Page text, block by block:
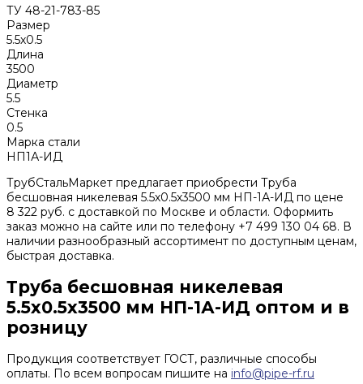
ТУ 48-21-783-85
Размер
5.5х0.5
Длина
3500
Диаметр
5.5
Стенка
0.5
Марка стали
НП1А-ИД
ТрубСтальМаркет предлагает приобрести Труба
бесшовная никелевая 5.5х0.5х3500 мм НП-1А-ИД по цене
8 322 руб. с доставкой по Москве и области. Оформить
заказ можно на сайте или по телефону +7 499 130 04 68. В
наличии разнообразный ассортимент по доступным ценам,
быстрая доставка.
Труба бесшовная никелевая
5.5х0.5х3500 мм НП-1А-ИД оптом и в
розницу
Продукция соответствует ГОСТ, различные способы
оплаты. По всем вопросам пишите на info@pipe-rf.ru